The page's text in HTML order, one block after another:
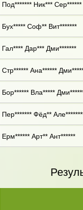
Под******* Ник*** Сер******
Бух***** Соф** Вит*******
Гал**** Дар*** Дми*******
Стр****** Ана******
Бор****** Вла*****
Пер******* Фёд**
Ерм****** Арт** Ант******